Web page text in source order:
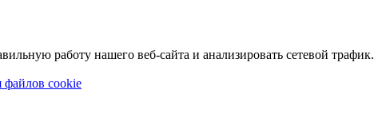
работу нашего веб-сайта и анализировать сетевой трафик.
файлов cookie